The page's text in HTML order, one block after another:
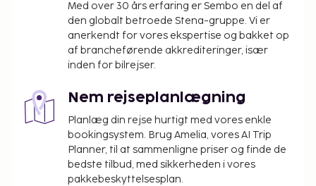
Du vil blive bedt om at betale følgende på
overnatningsstedet. Gebyrer inkluderer muligvis
Depositum for beskadigelse: EUR 200 pr.
ophold
Der pålægges en byskat: EUR 7.00 pr. person pr.
nat, op til 10 nætter. Denne skat gælder ikke
for børn under 10 år.
Vi har medtaget alle gebyrer, som
Med over 30 års erfaring er Sembo en del af
den globalt betroede Stena-gruppe. Vi er
anerkendt for vores ekspertise og bakket op
af brancheførende akkrediteringer, især
inden for bilrejser.
Nem rejseplanlægning
Planlæg din rejse hurtigt med vores enkle
bookingsystem. Brug Amelia, vores AI Trip
Planner, til at sammenligne priser og finde de
bedste tilbud, med sikkerheden i vores
pakkebeskyttelsesplan.